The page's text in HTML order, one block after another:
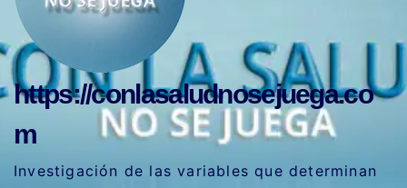
https://conlasaludnosejuega.co
m
Investigación de las variables que determinan